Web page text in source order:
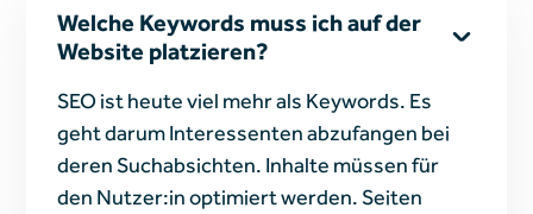
Welche Keywords muss ich auf der
Website platzieren?
SEO ist heute viel mehr als Keywords. Es
geht darum Interessenten abzufangen bei
deren Suchabsichten. Inhalte müssen für
den Nutzer:in optimiert werden. Seiten